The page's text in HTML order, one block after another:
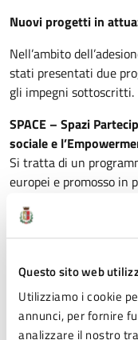
Questo sito web
Utilizziamo i cookie
annunci, per fornire
analizzare il nostro
Nuovi progetti in
Nell’ambito
stati presentati due
gli impegni sottoscritti.
SPACE – Spazi
sociale e
Si tratta di un
europei e promosso in
Comune di Fidenza e
150 persone titolari di
percorso
partecipazione attiva,
comunitario, mirati a
accolte di contribuire
locali.